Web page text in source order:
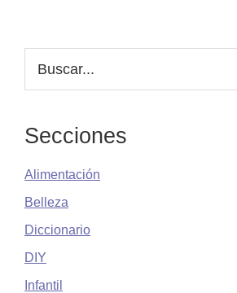
guía
mejor
Barra
lateral
Secciones
Alimentación
Belleza
Diccionario
DIY
Infantil